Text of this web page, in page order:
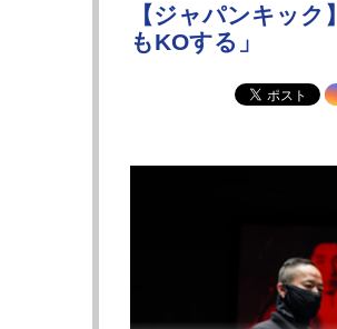
【ジャパンキッ
もKOする」